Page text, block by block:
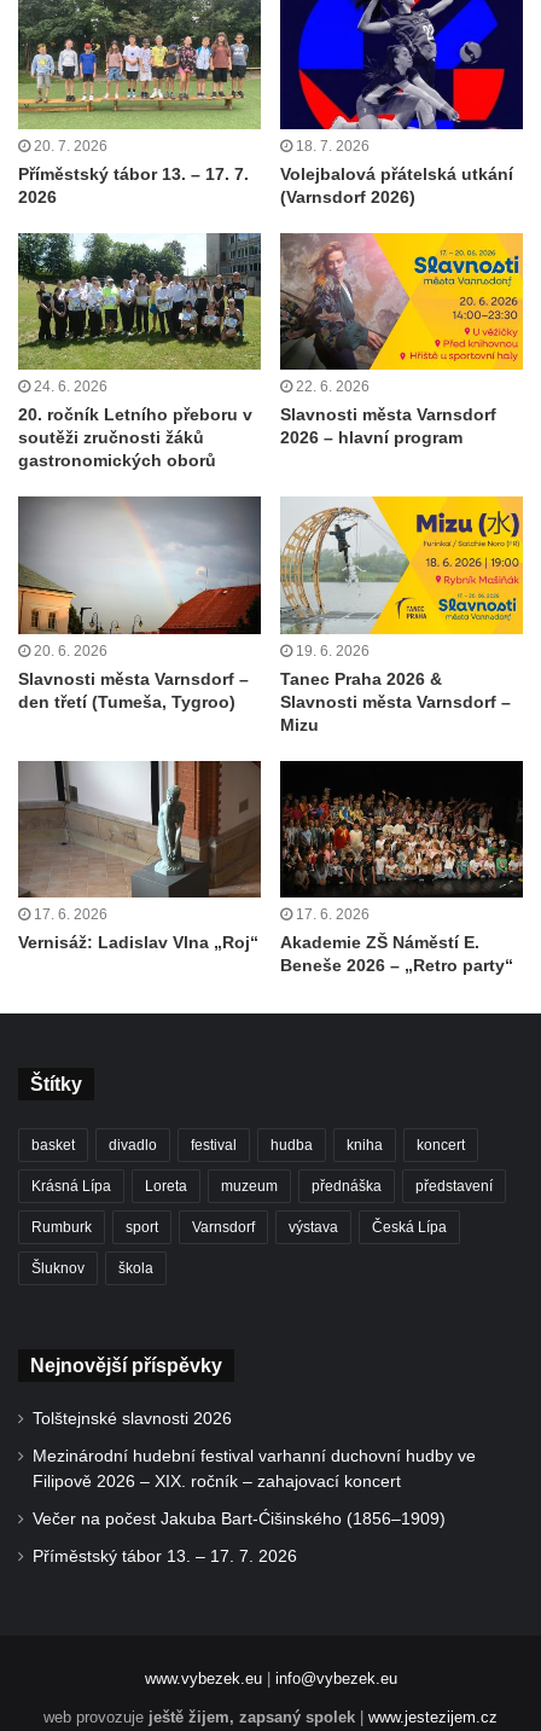
20. 7. 2026
Příměstský tábor 13. – 17. 7.
2026
18. 7. 2026
Volejbalová přátelská utkání
(Varnsdorf 2026)
24. 6. 2026
20. ročník Letního přeboru v
soutěži zručnosti žáků
gastronomických oborů
22. 6. 2026
Slavnosti města Varnsdorf
2026 – hlavní program
20. 6. 2026
Slavnosti města Varnsdorf –
den třetí (Tumeša, Tygroo)
19. 6. 2026
Tanec Praha 2026 &
Slavnosti města Varnsdorf –
Mizu
17. 6. 2026
Vernisáž: Ladislav Vlna „Roj“
17. 6. 2026
Akademie ZŠ Náměstí E.
Beneše 2026 – „Retro party“
Štítky
basket divadlo festival hudba kniha koncert
Krásná Lípa Loreta muzeum přednáška představení
Rumburk sport Varnsdorf výstava Česká Lípa
Šluknov škola
Nejnovější příspěvky
Tolštejnské slavnosti 2026
Mezinárodní hudební festival varhanní duchovní hudby ve
Filipově 2026 – XIX. ročník – zahajovací koncert
Večer na počest Jakuba Bart-Ćišinského (1856–1909)
Příměstský tábor 13. – 17. 7. 2026
www.vybezek.eu| info@vybezek.eu
web provozuje ještě žijem, zapsaný spolek www.jestezijem.cz